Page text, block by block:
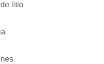
litio